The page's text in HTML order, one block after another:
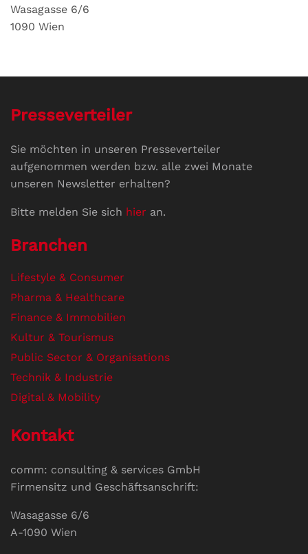
Wasagasse 6/6
1090 Wien
Presseverteiler
Sie möchten in unseren Presseverteiler
aufgenommen werden bzw. alle zwei Monate
unseren Newsletter erhalten?
Bitte melden Sie sich hier an.
Branchen
Lifestyle & Consumer
Pharma & Healthcare
Finance & Immobilien
Kultur & Tourismus
Public Sector & Organisations
Technik & Industrie
Digital & Mobility
Kontakt
comm: consulting & services GmbH
Firmensitz und Geschäftsanschrift:
Wasagasse 6/6
A-1090 Wien